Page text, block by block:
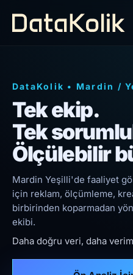
DataKolik • Mardin /
Tek ekip.
Tek
Ölçülebilir
Mardin Yeşilli'de faaliyet
için reklam, ölçümleme,
birbirinden koparmadan
ekibi.
Daha doğru veri, daha